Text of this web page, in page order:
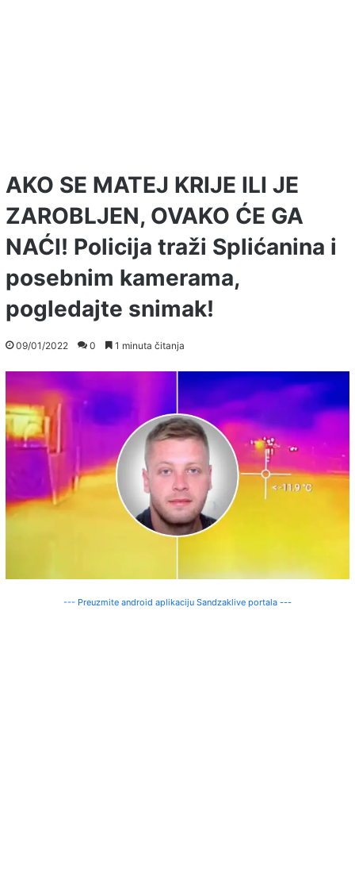
AKO SE MATEJ KRIJE ILI JE
ZAROBLJEN, OVAKO ĆE GA
NAĆI! Policija traži Splićanina i
posebnim kamerama,
pogledajte snimak!
09/01/2022 0 1 minuta čitanja
--- Preuzmite android aplikaciju Sandzaklive portala ---